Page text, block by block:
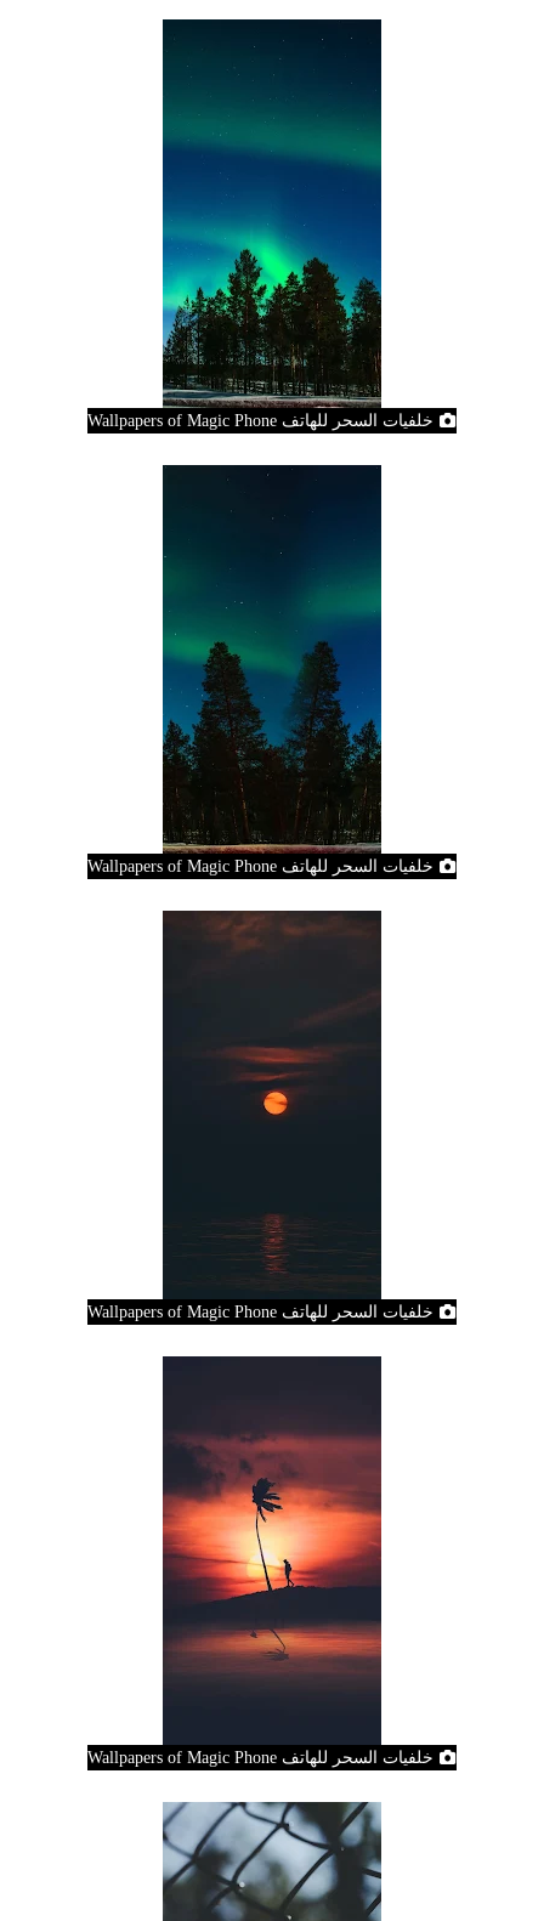
خلفيات السحر للهاتف Wallpapers of Magic Phone
خلفيات السحر للهاتف Wallpapers of Magic Phone
خلفيات السحر للهاتف Wallpapers of Magic Phone
خلفيات السحر للهاتف Wallpapers of Magic Phone